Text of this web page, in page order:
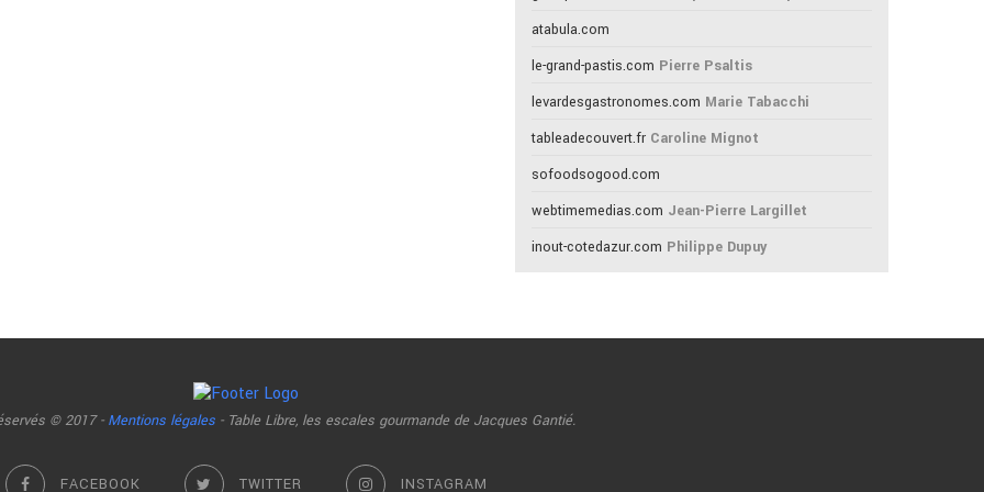
atabula.com
le-grand-pastis.com Pierre Psaltis
levardesgastronomes.com Marie Tabacchi
tableadecouvert.fr Caroline Mignot
sofoodsogood.com
webtimemedias.com Jean-Pierre Largillet
inout-cotedazur.com Philippe Dupuy
© 2017 - Mentions légales - Table Libre, les escales gourmande de Jacques Gantié.
FACEBOOK TWITTER INSTAGRAM